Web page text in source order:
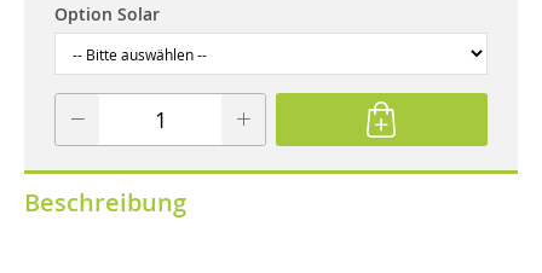
Option Solar
Beschreibung